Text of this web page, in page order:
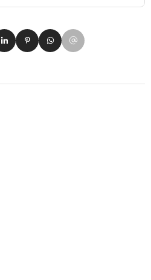
Facebook
su Xsu LinkedIn
Condividi su Pinterest
Condividi su WhatsApp
Condividi su Email